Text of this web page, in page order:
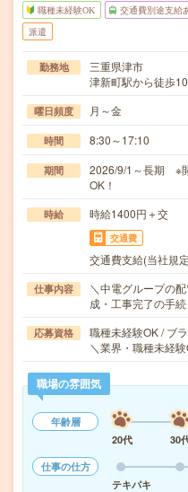
職種未経験OK 交通費別途支給
派遣
勤務地
三重県津市
津新町駅から徒歩
曜日頻度 月～金
時間 8:30～17:10
期間
2026/9/1～長期 ※
OK！
時給 時給1400円＋交
交通費
交通費支給(当社規
仕事内容
＼中電グループの
成・工事完了の手
応募資格
職種未経験OK / ブ
＼業界・職種未経
職場の雰囲気
年齢層
20代
30
仕事の仕方
テキパキ